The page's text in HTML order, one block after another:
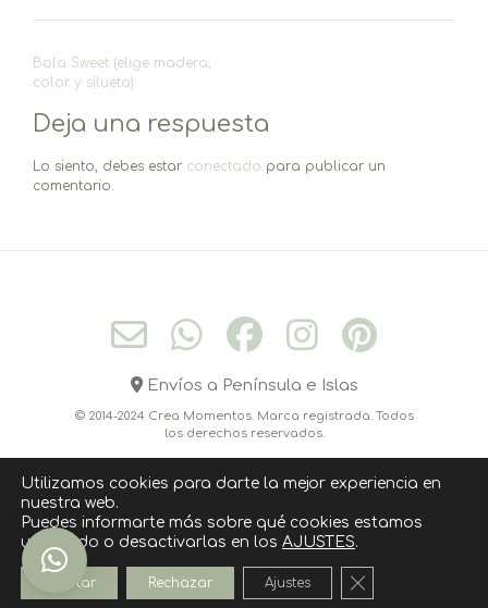
Navegación
de
Bola Sweet (elige madera,
color y silueta)
Deja una respuesta
Lo siento, debes estar conectado para publicar un
comentario.
Envíos a Península e Islas
© 2014-2024 Crea Momentos. Marca registrada. Todos
los derechos reservados.
CONÓCEME CONTACTO
CÓMO COMPRAR
POLITICA DE COOKIES
AVISO LEGAL
POLÍTICA DE PRIVACIDAD
››››› SUSCRIPCIÓN NEWSLETTER ‹‹‹‹‹
Utilizamos cookies para darte la mejor experiencia en
nuestra web.
Puedes informarte más sobre qué cookies estamos
utilizando o desactivarlas en los AJUSTES.
Aceptar Rechazar Ajustes Cerrar el banner